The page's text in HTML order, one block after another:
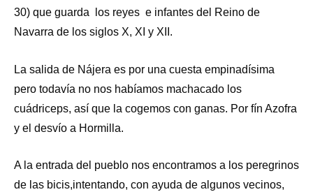
30) que guarda los reyes e infantes del Reino de
Navarra de los siglos X, XI y XII.
La salida de Nájera es por una cuesta empinadísima
pero todavía no nos habíamos machacado los
cuádriceps, así que la cogemos con ganas. Por fín Azofra
y el desvío a Hormilla.
A la entrada del pueblo nos encontramos a los peregrinos
de las bicis,intentando, con ayuda de algunos vecinos,